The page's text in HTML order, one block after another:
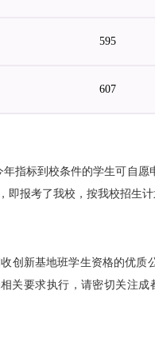
595
607
指标到校条件的学生可自
即报考了我校， 按我校招生
创新基地班学生资格的优质
关要求执行，请密切关注